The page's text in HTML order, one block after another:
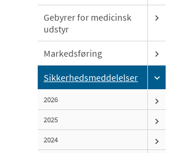
Gebyrer for medicinsk
udstyr
Markedsføring
Sikkerhedsmeddelelser
2026
2025
2024